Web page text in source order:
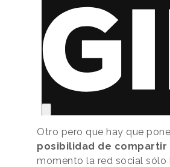
Otro pero que hay que
posibilidad de compartir
momento la red social sólo